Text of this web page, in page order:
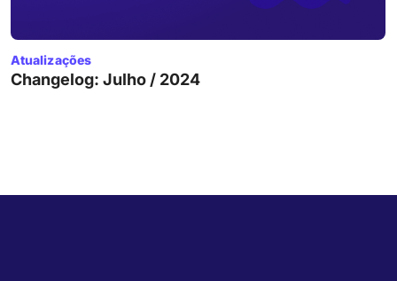
Atualizações
Changelog: Julho / 2024